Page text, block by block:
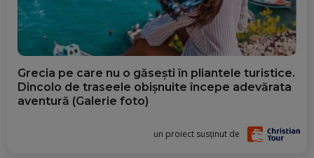
Grecia pe care nu o găsești în pliantele turistice.
Dincolo de traseele obișnuite începe adevărata
aventură (Galerie foto)
un proiect susținut de